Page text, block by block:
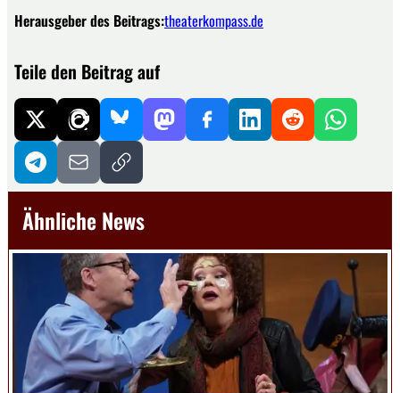
Herausgeber des Beitrags:theaterkompass.de
Teile den Beitrag auf
Ähnliche News